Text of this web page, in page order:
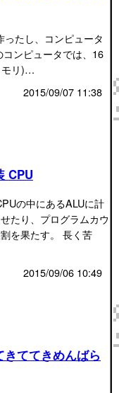
たし、コンピュータ
ンピュータでは、16
モリ)…
2015/09/07 11:38
CPU
の中にあるALUに計
たり、プログラムカウ
を果たす。 長く苦
2015/09/06 10:49
ててきめんばら